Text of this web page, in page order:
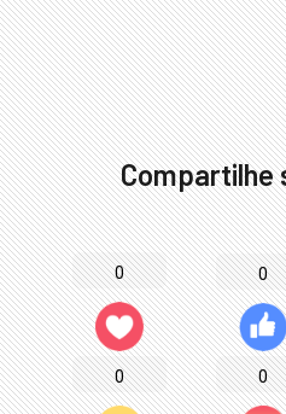
Compartilhe
0 0
0 0